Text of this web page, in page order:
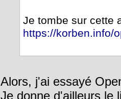
Je tombe sur cette
https://korben.info/
Alors, j'ai essayé
Je donne d'ailleurs le